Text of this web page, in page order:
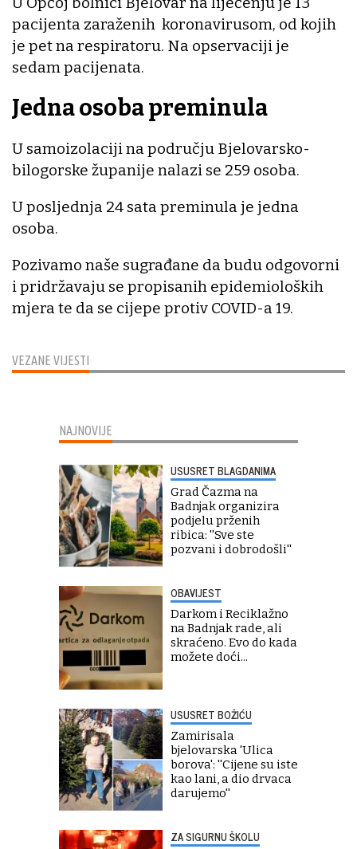
VEZANE VIJESTI
pacijenta zaraženih koronavirusom, od kojih
je pet na respiratoru. Na opservaciji je
sedam pacijenata.
Jedna osoba preminula
U samoizolaciji na području Bjelovarsko-
bilogorske županije nalazi se 259 osoba.
U posljednja 24 sata preminula je jedna
osoba.
Pozivamo naše sugrađane da budu odgovorni
i pridržavaju se propisanih epidemioloških
mjera te da se cijepe protiv COVID-a 19.
NAJNOVIJE
USUSRET BLAGDANIMA
Grad Čazma na
Badnjak organizira
podjelu prženih
ribica: ''Sve ste
pozvani i dobrodošli''
OBAVIJEST
Darkom i Reciklažno
na Badnjak rade, ali
skraćeno. Evo do kada
možete doći...
USUSRET BOŽIĆU
Zamirisala
bjelovarska 'Ulica
borova': ''Cijene su iste
kao lani, a dio drvaca
darujemo''
ZA SIGURNU ŠKOLU